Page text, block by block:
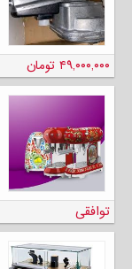
۴۹,۰۰۰,۰۰۰ تومان
توافقی